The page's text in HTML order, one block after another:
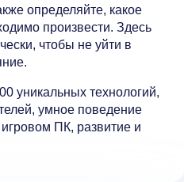
определяйте, какое
произвести. Здесь
чтобы не уйти в
уникальных технологий,
умное поведение
ПК, развитие и